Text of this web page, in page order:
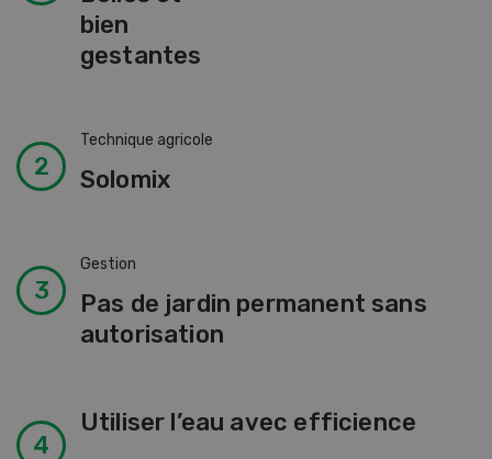
bien
gestantes
Technique agricole
Solomix
Gestion
Pas de jardin permanent sans
autorisation
Utiliser l’eau avec efficience